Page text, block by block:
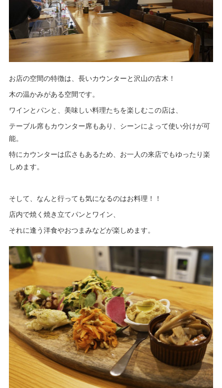
お店の空間の特徴は、長いカウンターと沢山の古木！
木の温かみがある空間です。
ワインとパンと、美味しい料理たちを楽しむこの店は、
テーブル席もカウンター席もあり、シーンによって使い分けが可
能。
特にカウンターは広さもあるため、お一人の来店でもゆったり楽
しめます。
そして、なんと行っても気になるのはお料理！！
店内で焼く焼き立てパンとワイン、
それに逢う洋食やおつまみなどが楽しめます。